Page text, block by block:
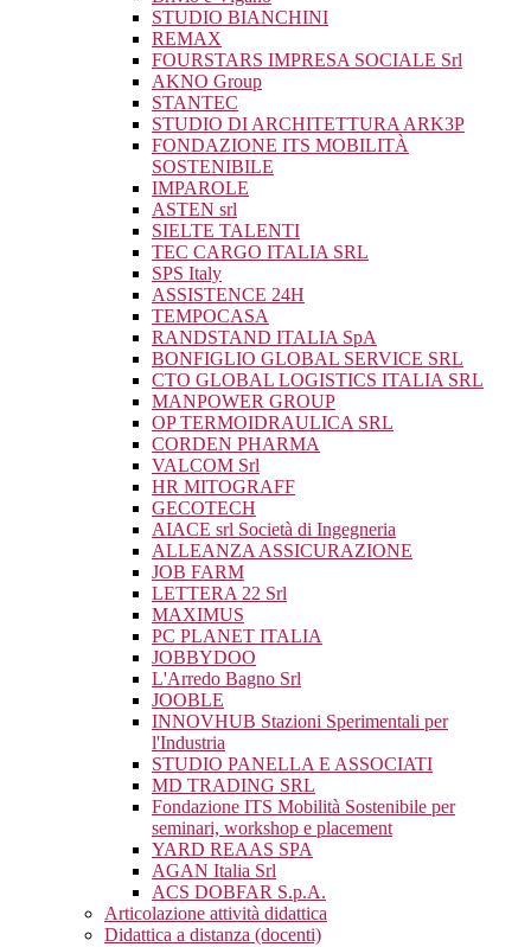
STUDIO BIANCHINI
REMAX
FOURSTARS IMPRESA SOCIALE Srl
AKNO Group
STANTEC
STUDIO DI ARCHITETTURA ARK3P
FONDAZIONE ITS MOBILITÀ
SOSTENIBILE
IMPAROLE
ASTEN srl
SIELTE TALENTI
TEC CARGO ITALIA SRL
SPS Italy
ASSISTENCE 24H
TEMPOCASA
RANDSTAND ITALIA SpA
BONFIGLIO GLOBAL SERVICE SRL
CTO GLOBAL LOGISTICS ITALIA SRL
MANPOWER GROUP
OP TERMOIDRAULICA SRL
CORDEN PHARMA
VALCOM Srl
HR MITOGRAFF
GECOTECH
AIACE srl Società di Ingegneria
ALLEANZA ASSICURAZIONE
JOB FARM
LETTERA 22 Srl
MAXIMUS
PC PLANET ITALIA
JOBBYDOO
L'Arredo Bagno Srl
JOOBLE
INNOVHUB Stazioni Sperimentali per
l'Industria
STUDIO PANELLA E ASSOCIATI
MD TRADING SRL
Fondazione ITS Mobilità Sostenibile per
seminari, workshop e placement
YARD REAAS SPA
AGAN Italia Srl
ACS DOBFAR S.p.A.
Articolazione attività didattica
Didattica a distanza (docenti)